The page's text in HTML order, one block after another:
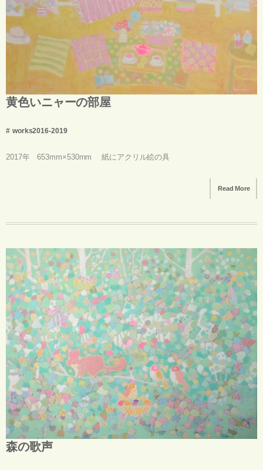
黄色いニャーの部屋
works2016-2019
2017年 653mm×530mm 紙にアクリル絵の具
Read More
森の歌声